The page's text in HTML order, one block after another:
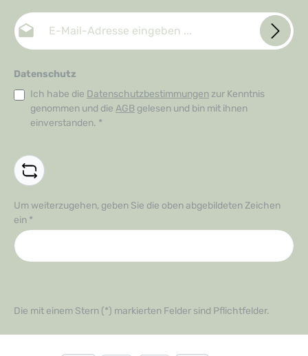
E-Mail-Adresse*
Datenschutz
Ich habe die Datenschutzbestimmungen zur Kenntnis
genommen und die AGB gelesen und bin mit ihnen
einverstanden. *
Um weiterzugehen, geben Sie die oben abgebildeten Zeichen
ein *
Die mit einem Stern (*) markierten Felder sind Pflichtfelder.